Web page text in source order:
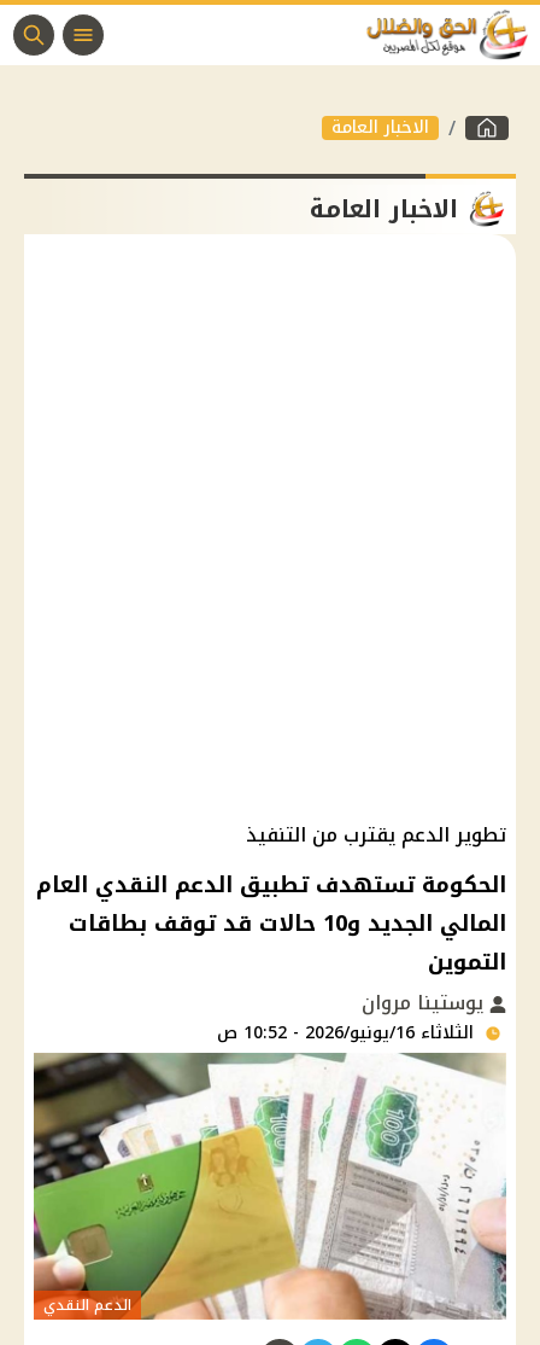
الاخبار العامة
الاخبار العامة
تطوير الدعم يقترب من التنفيذ
الحكومة تستهدف تطبيق الدعم النقدي العام
المالي الجديد و10 حالات قد توقف بطاقات
التموين
يوستينا مروان
الثلاثاء 16/يونيو/2026 - 10:52 ص
الدعم النقدي